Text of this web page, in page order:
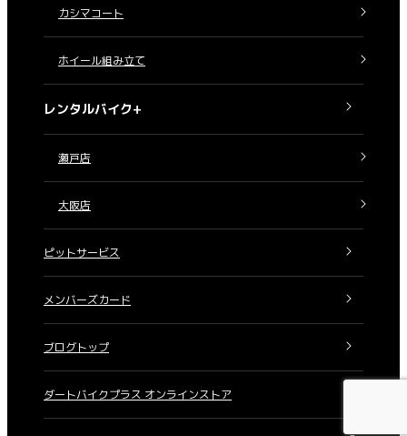
カシマコート
ホイール組み立て
レンタルバイク+
瀬戸店
大阪店
ピットサービス
メンバーズカード
ブログトップ
ダートバイクプラス オンラインストア